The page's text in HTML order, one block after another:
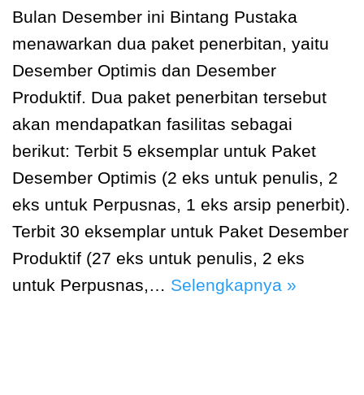
Bulan Desember ini Bintang Pustaka
menawarkan dua paket penerbitan, yaitu
Desember Optimis dan Desember
Produktif. Dua paket penerbitan tersebut
akan mendapatkan fasilitas sebagai
berikut: Terbit 5 eksemplar untuk Paket
Desember Optimis (2 eks untuk penulis, 2
eks untuk Perpusnas, 1 eks arsip penerbit).
Terbit 30 eksemplar untuk Paket Desember
Produktif (27 eks untuk penulis, 2 eks
untuk Perpusnas,… Selengkapnya »